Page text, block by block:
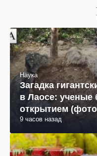
Наука
Загадка
в Лаосе:
открытием
9 часов назад